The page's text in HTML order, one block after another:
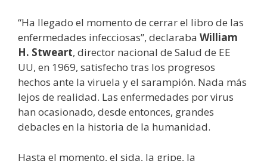
“Ha llegado el momento de cerrar el libro de las
enfermedades infecciosas”, declaraba William
H. Stweart, director nacional de Salud de EE
UU, en 1969, satisfecho tras los progresos
hechos ante la viruela y el sarampión. Nada más
lejos de realidad. Las enfermedades por virus
han ocasionado, desde entonces, grandes
debacles en la historia de la humanidad.
Hasta el momento, el sida, la gripe, la